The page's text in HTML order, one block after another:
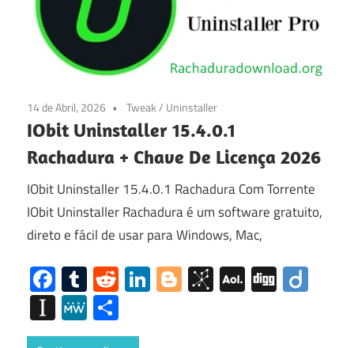
14 de Abril, 2026 Tweak/ Uninstaller
IObit Uninstaller 15.4.0.1
Rachadura + Chave De Licença 2026
IObit Uninstaller 15.4.0.1 Rachadura Com Torrente
IObit Uninstaller Rachadura é um software gratuito,
direto e fácil de usar para Windows, Mac,
Facebook
Tumblr
RedditLinkedIn
Blogger
BibSonomy
AOL
Mail
Digg
Instapaper
MeWe